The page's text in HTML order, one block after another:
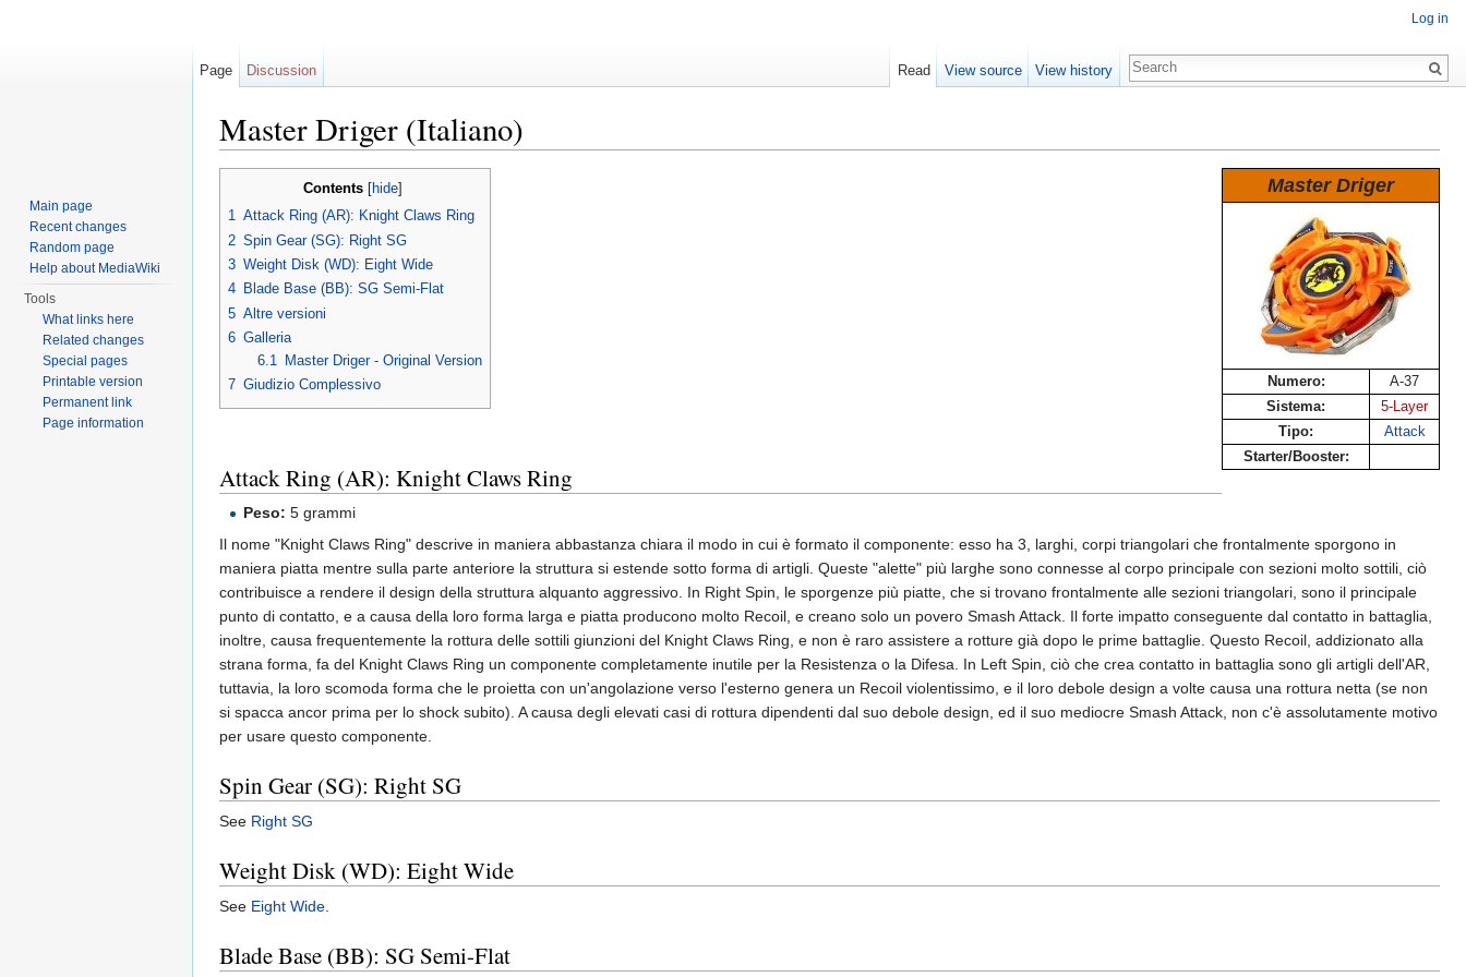
Master Driger (Italiano)
Master Driger
Numero:
A-37
Sistema:
5-Layer
Tipo:
Attack
Starter/Booster:
Contents hide
1 Attack Ring (AR): Knight Claws Ring
2 Spin Gear (SG): Right SG
3 Weight Disk (WD): Eight Wide
4 Blade Base (BB): SG Semi-Flat
5 Altre versioni
6 Galleria
6.1
Master Driger - Original Version
7 Giudizio Complessivo
Attack Ring (AR): Knight Claws Ring
Peso: 5 grammi
Il nome "Knight Claws Ring" descrive in maniera abbastanza chiara il modo in cui è formato il componente: esso ha 3, larghi, corpi triangolari che frontalmente sporgono in
maniera piatta mentre sulla parte anteriore la struttura si estende sotto forma di artigli. Queste "alette" più larghe sono connesse al corpo principale con sezioni molto sottili, ciò
contribuisce a rendere il design della struttura alquanto aggressivo. In Right Spin, le sporgenze più piatte, che si trovano frontalmente alle sezioni triangolari, sono il principale
punto di contatto, e a causa della loro forma larga e piatta producono molto Recoil, e creano solo un povero Smash Attack. Il forte impatto conseguente dal contatto in battaglia,
inoltre, causa frequentemente la rottura delle sottili giunzioni del Knight Claws Ring, e non è raro assistere a rotture già dopo le prime battaglie. Questo Recoil, addizionato alla
strana forma, fa del Knight Claws Ring un componente completamente inutile per la Resistenza o la Difesa. In Left Spin, ciò che crea contatto in battaglia sono gli artigli dell'AR,
tuttavia, la loro scomoda forma che le proietta con un'angolazione verso l'esterno genera un Recoil violentissimo, e il loro debole design a volte causa una rottura netta (se non
si spacca ancor prima per lo shock subito). A causa degli elevati casi di rottura dipendenti dal suo debole design, ed il suo mediocre Smash Attack, non c'è assolutamente motivo
per usare questo componente.
Spin Gear (SG): Right SG
See Right SG
Weight Disk (WD): Eight Wide
See Eight Wide
Blade Base (BB): SG Semi-Flat
Log in
Page Discussion Read View source View history
Main page
Recent changes
Random page
Help about MediaWiki
Tools
What links here
Related changes
Special pages
Printable version
Permanent link
Page information